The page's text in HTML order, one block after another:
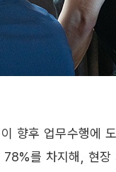
향후 업무수행에
를 차지해, 현장